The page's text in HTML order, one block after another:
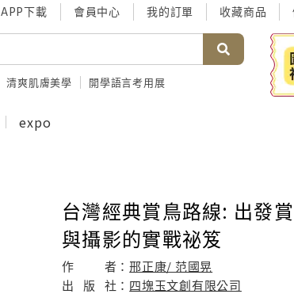
APP下載 會員中心 我的訂單 收藏商品
清爽肌膚美學 開學語言考用展
expo
台灣經典賞鳥路線: 出發
與攝影的實戰祕笈
作 者：邢正康/ 范國晃
出
版 社： 四塊玉文創有限公司